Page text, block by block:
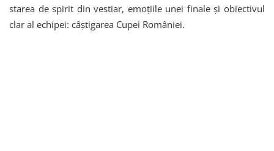
starea de spirit din vestiar, emoțiile unei finale și obiectivul
clar al echipei: câștigarea Cupei României.